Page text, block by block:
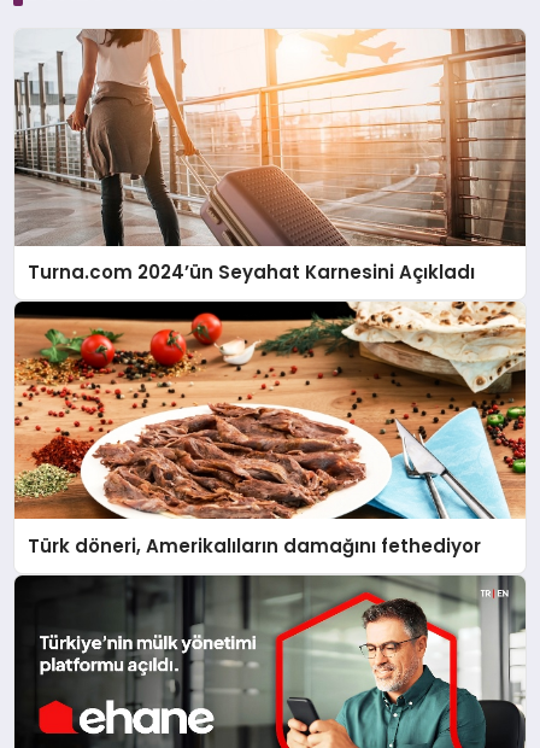
Turna.com 2024’ün Seyahat Karnesini Açıkladı
Türk döneri, Amerikalıların damağını fethediyor